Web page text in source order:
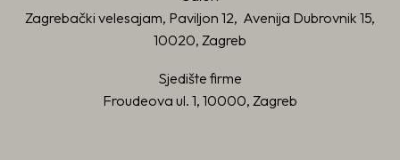
Zagrebački velesajam, Paviljon 12, Avenija Dubrovnik 15,
10020, Zagreb
Sjedište firme
Froudeova ul. 1, 10000, Zagreb